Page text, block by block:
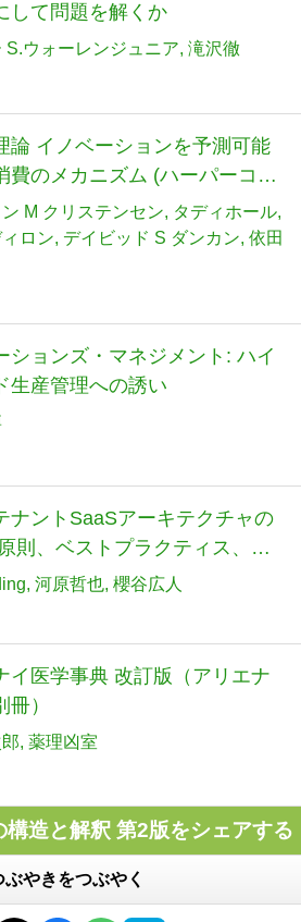
して問題を解くか
S.ウォーレンジュニア 滝沢徹
論 イノベーションを予測可能
費のメカニズム (ハーパーコリ
ンフィクション)
M クリステンセン
タディホール
ロン デイビッド S ダンカン 依田
ションズ・マネジメント: ハイ
生産管理への誘い
ナントSaaSアーキテクチャの
則、ベストプラクティス、
キテクチャパターン
河原哲也 櫻谷広人
イ医学事典 改訂版（アリエナ
冊）
薬理凶室
造と解釈 第2版をシェアする
ぶやきをつぶやく